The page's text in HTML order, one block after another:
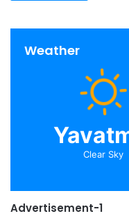
Weather
Clear Sky
Advertisement-1